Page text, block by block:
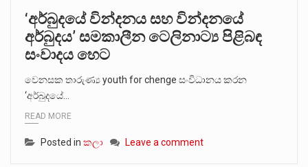
‘අර්බුදයේ වින්දනය සහ වින්දනයේ
අර්බුදය’ සමකාලීන ටෙලිනාට්‍ය පිළිබඳ
සංවාදය හෙට
වෙනසක තාරුණ්‍ය youth for chenge සංවිධානය කරන
‘අර්බුදයේ…
READ MORE
Posted in කලා Leave a comment